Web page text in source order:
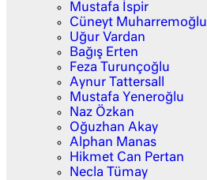
Mustafa İspir
Cüneyt Muharremoğlu
Uğur Vardan
Bağış Erten
Feza Turunçoğlu
Aynur Tattersall
Mustafa Yeneroğlu
Naz Özkan
Oğuzhan Akay
Alphan Manas
Hikmet Can Pertan
Necla Tümay